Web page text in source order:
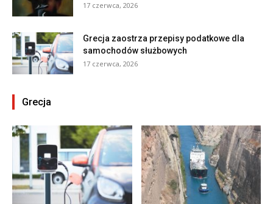
17 czerwca, 2026
Grecja zaostrza przepisy podatkowe dla
samochodów służbowych
17 czerwca, 2026
Grecja